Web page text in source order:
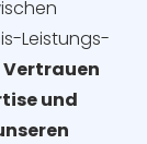
Leistungs-
Vertrauen
und